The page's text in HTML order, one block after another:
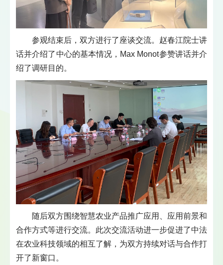
参观结束后，双方进行了座谈交流。赵春江院士讲
话并介绍了中心的基本情况，Max Monot参赞讲话并介
绍了调研目的。
随后双方围绕智慧农业产品推广应用、应用前景和
合作方式等进行交流。此次交流活动进一步促进了中法
在农业科技领域的相互了解，为双方持续对话与合作打
开了新窗口。